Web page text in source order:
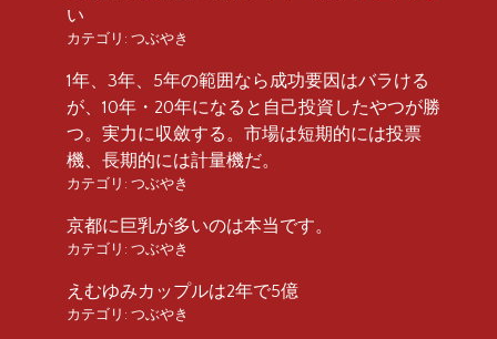
い
カテゴリ: つぶやき
1年、3年、5年の範囲なら成功要因はバラける
が、10年・20年になると自己投資したやつが勝
つ。実力に収斂する。市場は短期的には投票
機、長期的には計量機だ。
カテゴリ: つぶやき
京都に巨乳が多いのは本当です。
カテゴリ: つぶやき
えむゆみカップルは2年で5億
カテゴリ: つぶやき